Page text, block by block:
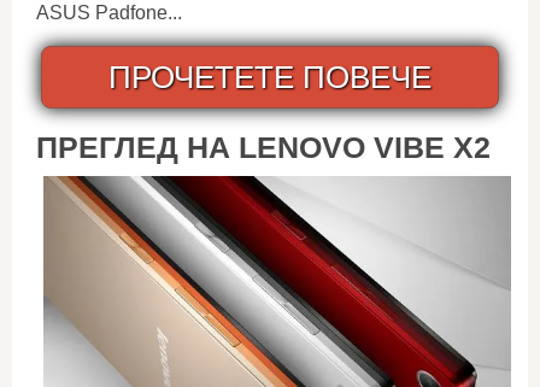
ASUS Padfone...
ПРОЧЕТЕТЕ ПОВЕЧЕ
ПРЕГЛЕД НА LENOVO VIBE X2